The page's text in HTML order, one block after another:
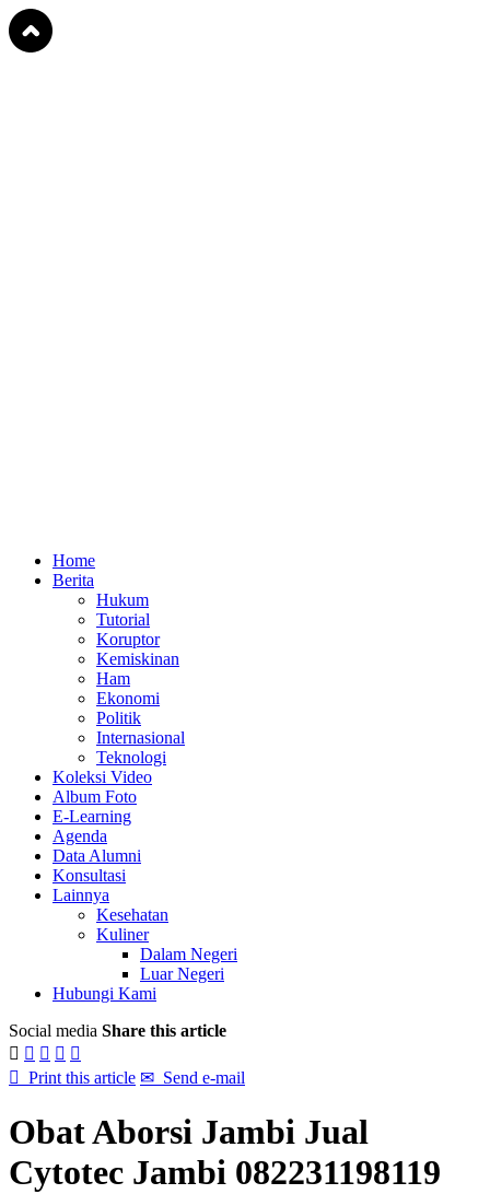
Home
Berita
Hukum
Tutorial
Koruptor
Kemiskinan
Ham
Ekonomi
Politik
Internasional
Teknologi
Koleksi Video
Album Foto
E-Learning
Agenda
Data Alumni
Konsultasi
Lainnya
Kesehatan
Kuliner
Dalam Negeri
Luar Negeri
Hubungi Kami
Social media Share this article
    
 Print this article ✉ Send e-mail
Obat Aborsi Jambi Jual
Cytotec Jambi 082231198119